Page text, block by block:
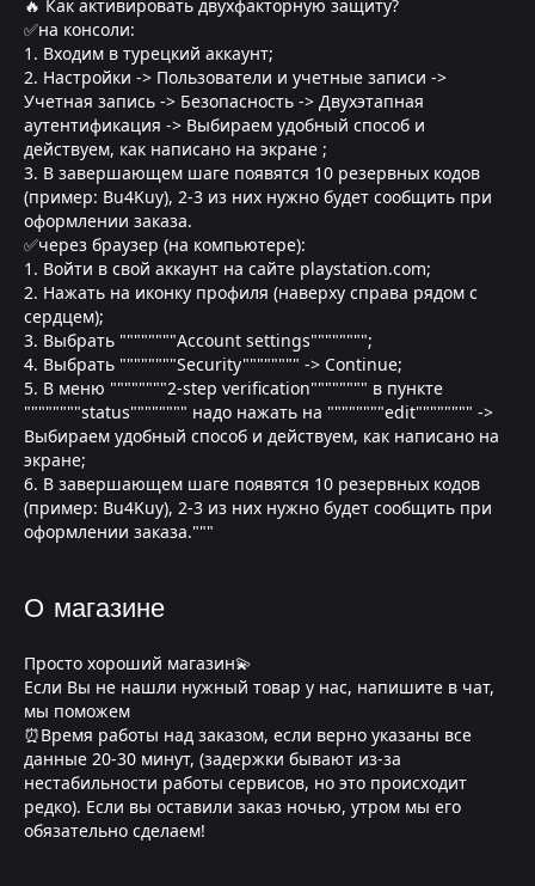
🔥 Как активировать двухфакторную защиту?
✅на консоли:
1. Входим в турецкий аккаунт;
2. Настройки -> Пользователи и учетные записи ->
Учетная запись -> Безопасность -> Двухэтапная
аутентификация -> Выбираем удобный способ и
действуем, как написано на экране ;
3. В завершающем шаге появятся 10 резервных кодов
(пример: Bu4Kuy), 2-3 из них нужно будет сообщить при
оформлении заказа.
✅через браузер (на компьютере):
1. Войти в свой аккаунт на сайте playstation.com;
2. Нажать на иконку профиля (наверху справа рядом с
сердцем);
3. Выбрать """"""""Account settings"""""""";
4. Выбрать """"""""Security"""""""" -> Continue;
5. В меню """"""""2-step verification"""""""" в пункте
""""""""status"""""""" надо нажать на """"""""edit"""""""" ->
Выбираем удобный способ и действуем, как написано на
экране;
6. В завершающем шаге появятся 10 резервных кодов
(пример: Bu4Kuy), 2-3 из них нужно будет сообщить при
оформлении заказа."""
О магазине
Просто хороший магазин💫
Если Вы не нашли нужный товар у нас, напишите в чат,
мы поможем
⏰Время работы над заказом, если верно указаны все
данные 20-30 минут, (задержки бывают из-за
нестабильности работы сервисов, но это происходит
редко). Если вы оставили заказ ночью, утром мы его
обязательно сделаем!